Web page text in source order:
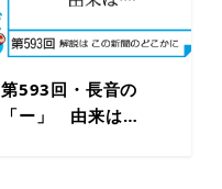
第593回・長音の
「ー」 由来は…